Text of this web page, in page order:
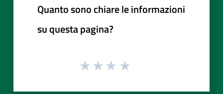
Quanto sono chiare le informazioni
su questa pagina?